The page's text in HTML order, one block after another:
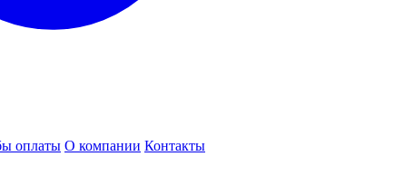
оплаты О компании Контакты